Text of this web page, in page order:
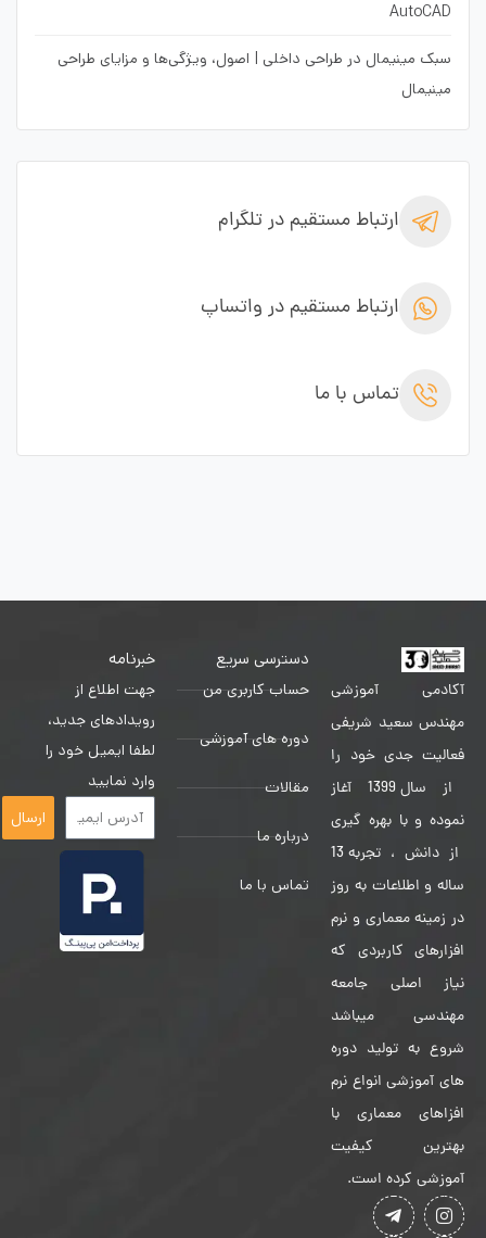
AutoCAD
سبک مینیمال در طراحی داخلی | اصول، ویژگی‌ها و مزایای طراحی
مینیمال
ارتباط مستقیم در تلگرام
ارتباط مستقیم در واتساپ
تماس با ما
آکادمی آموزشی
مهندس سعید شریفی
فعالیت جدی خود را
از سال 1399 آغاز
نموده و با بهره گیری
از دانش ، تجربه 13
ساله و اطلاعات به روز
در زمینه معماری و نرم
افزارهای کاربردی که
نیاز اصلی جامعه
مهندسی میباشد
شروع به تولید دوره
های آموزشی انواع نرم
افزاهای معماری با
بهترین کیفیت
آموزشی کرده است.
دسترسی سریع
حساب کاربری من
دوره های آموزشی
مقالات
درباره ما
تماس با ما
خبرنامه
جهت اطلاع از
رویدادهای جدید،
لطفا ایمیل خود را
وارد نمایید
ارسال